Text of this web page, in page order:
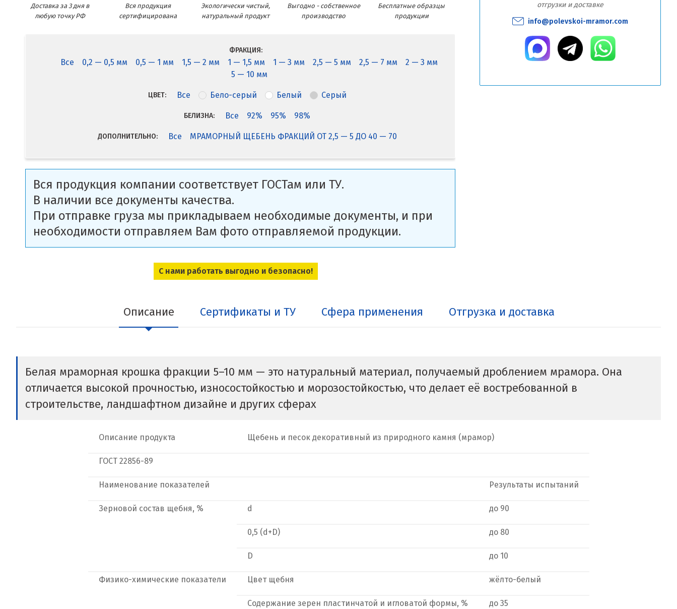
отгрузки и доставке
info@polevskoi-mramor.com
Доставка за 3 дня в
любую точку РФ
Вся продукция
сертифицирована
Экологически чистый,
натуральный продукт
Выгодно - собственное
производство
Бесплатные образцы
продукции
ФРАКЦИЯ:
Все 0,2 — 0,5 мм 0,5 — 1 мм 1,5 — 2 мм 1 — 1,5 мм 1 — 3 мм 2,5 — 5 мм 2,5 — 7 мм
2 — 3 мм
5 — 10 мм
ЦВЕТ: Все Бело-серый Белый Серый
БЕЛИЗНА: Все 92% 95% 98%
ДОПОЛНИТЕЛЬНО: Все МРАМОРНЫЙ ЩЕБЕНЬ ФРАКЦИЙ ОТ 2,5 — 5 ДО 40 — 70
Вся продукция компании соответствует ГОСТам или ТУ.
В наличии все документы качества.
При отправке груза мы прикладываем необходимые документы, и при
необходимости отправляем Вам фото отправляемой продукции.
С нами работать выгодно и безопасно!
Описание Сертификаты и ТУ Сфера применения Отгрузка и доставка
Белая мраморная крошка фракции 5–10 мм — это натуральный материал, получаемый дроблением мрамора. Она
отличается высокой прочностью, износостойкостью и морозостойкостью, что делает её востребованной в
строительстве, ландшафтном дизайне и других сферах
Описание продукта Щебень и песок декоративный из природного камня (мрамор)
ГОСТ 22856-89
Наименование показателей Результаты испытаний
Зерновой состав щебня, % d до 90
0,5 (d+D) до 80
D до 10
Физико-химические показатели Цвет щебня жёлто-белый
Содержание зерен пластинчатой и игловатой формы, % до 35